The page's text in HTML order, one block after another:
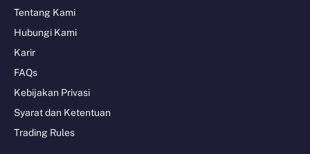
Tentang Kami
Hubungi Kami
Karir
FAQs
Kebijakan Privasi
Syarat dan Ketentuan
Trading Rules